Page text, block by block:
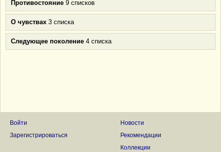
Противостояние 9 списков
О чувствах 3 списка
Следующее поколение 4 списка
Войти
Зарегистрироваться
Новости
Рекомендации
Коллекции